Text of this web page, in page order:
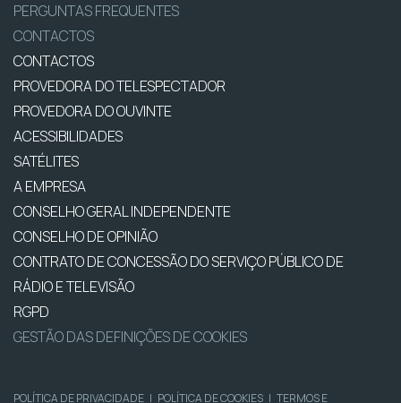
PERGUNTAS FREQUENTES
CONTACTOS
CONTACTOS
PROVEDORA DO TELESPECTADOR
PROVEDORA DO OUVINTE
ACESSIBILIDADES
SATÉLITES
A EMPRESA
CONSELHO GERAL INDEPENDENTE
CONSELHO DE OPINIÃO
CONTRATO DE CONCESSÃO DO SERVIÇO PÚBLICO DE
RÁDIO E TELEVISÃO
RGPD
GESTÃO DAS DEFINIÇÕES DE COOKIES
POLÍTICA DE PRIVACIDADE | POLÍTICA DE COOKIES | TERMOS E